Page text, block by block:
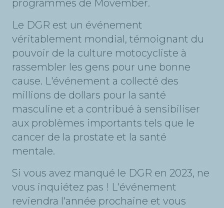
programmes de Movember.
Le DGR est un événement
véritablement mondial, témoignant du
pouvoir de la culture motocycliste à
rassembler les gens pour une bonne
cause. L'événement a collecté des
millions de dollars pour la santé
masculine et a contribué à sensibiliser
aux problèmes importants tels que le
cancer de la prostate et la santé
mentale.
Si vous avez manqué le DGR en 2023, ne
vous inquiétez pas ! L'événement
reviendra l'année prochaine et vous